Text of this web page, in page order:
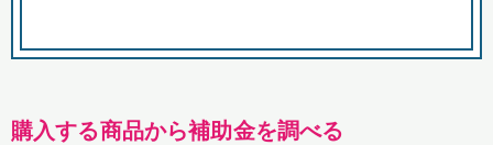
購入する商品から補助金を調べる